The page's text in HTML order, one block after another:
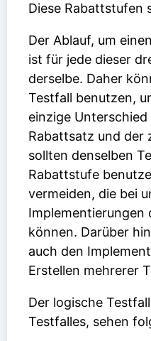
Diese Rabattstufen
Der Ablauf, um
ist für jede dieser
derselbe. Daher
Testfall benutzen,
einzige
Rabattsatz und der
sollten denselben
Rabattstufe
vermeiden, die bei
Implementierungen
können. Darüber
auch den
Erstellen mehrerer
Der logische
Testfalles, sehen